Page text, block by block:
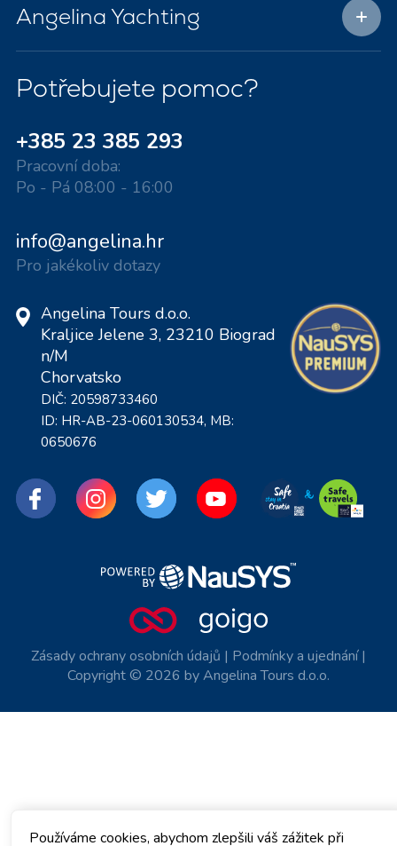
Angelina Yachting
Potřebujete pomoc?
+385 23 385 293
Pracovní doba:
Po - Pá 08:00 - 16:00
info@angelina.hr
Pro jakékoliv dotazy
Angelina Tours d.o.o.
Kraljice Jelene 3, 23210 Biograd
n/M
Chorvatsko
DIČ: 20598733460
ID: HR-AB-23-060130534, MB:
0650676
Zásady ochrany osobních údajů | Podmínky a ujednání|
Copyright © 2026 by Angelina Tours d.o.o.
Používáme cookies, abychom zlepšili váš zážitek při